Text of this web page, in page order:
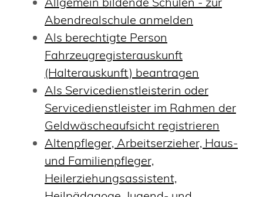
Abendrealschule anmelden
Als berechtigte Person
Fahrzeugregisterauskunft
(Halterauskunft) beantragen
Als Servicedienstleisterin oder
Servicedienstleister im Rahmen der
Geldwäscheaufsicht registrieren
Altenpfleger, Arbeitserzieher, Haus-
und Familienpfleger,
Heilerziehungsassistent,